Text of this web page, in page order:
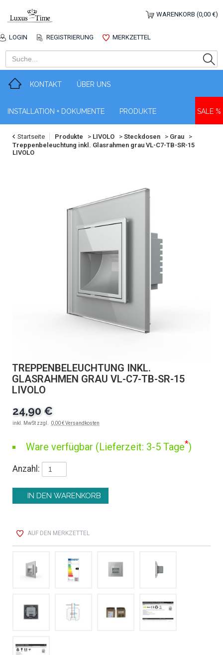
LOGIN REGISTRIERUNG MERKZETTEL
WARENKORB (0,00 €)
KONTAKT ÜBER UNS
INSTALLATION + DOKUMENTE PRODUKTE SALE %
Startseite Produkte > LIVOLO > Steckdosen > Grau
>
Treppenbeleuchtung inkl. Glasrahmen grau VL-C7-TB-SR-15
LIVOLO
TREPPENBELEUCHTUNG INKL.
GLASRAHMEN GRAU VL-C7-TB-SR-15
LIVOLO
24,90 €
inkl. MwSt zzgl. 0,00 € Versandkosten
Ware verfügbar (Lieferzeit: 3-5 Tage*)
Anzahl:
AUF DEN MERKZETTEL